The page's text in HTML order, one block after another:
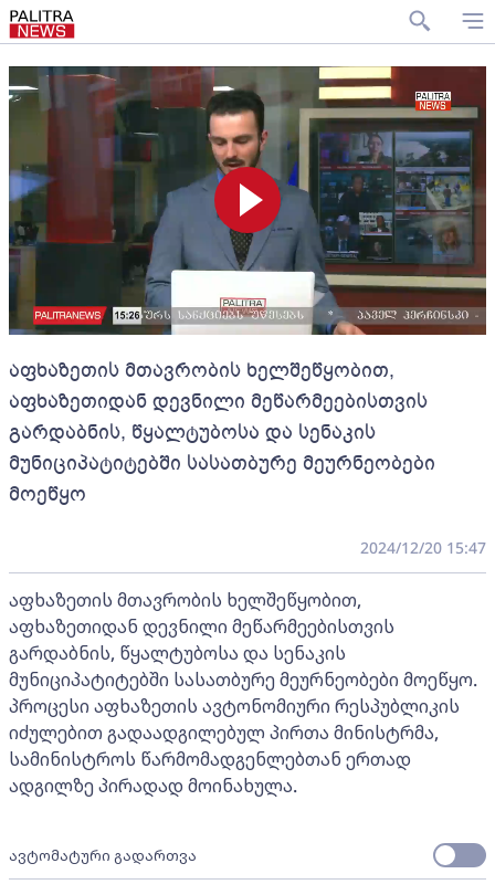
აფხაზეთის მთავრობის ხელშეწყობით,
აფხაზეთიდან დევნილი მეწარმეებისთვის
გარდაბნის, წყალტუბოსა და სენაკის
მუნიციპატიტებში სასათბურე მეურნეობები
მოეწყო
2024/12/20 15:47
აფხაზეთის მთავრობის ხელშეწყობით,
აფხაზეთიდან დევნილი მეწარმეებისთვის
გარდაბნის, წყალტუბოსა და სენაკის
მუნიციპატიტებში სასათბურე მეურნეობები მოეწყო.
პროცესი აფხაზეთის ავტონომიური რესპუბლიკის
იძულებით გადაადგილებულ პირთა მინისტრმა,
სამინისტროს წარმომადგენლებთან ერთად
ადგილზე პირადად მოინახულა.
ავტომატური გადართვა